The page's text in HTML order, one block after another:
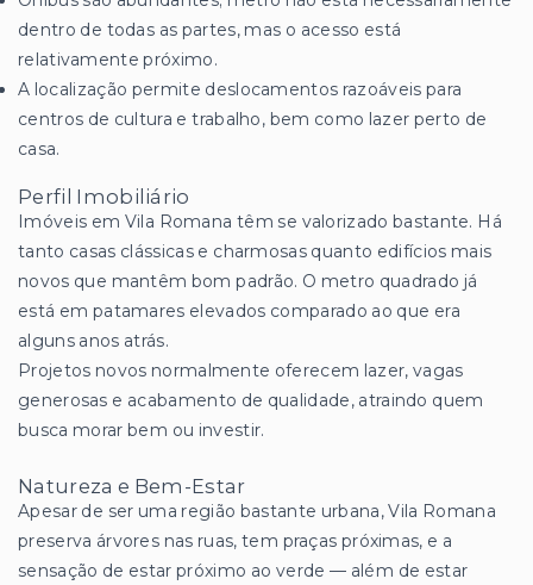
dentro de todas as partes, mas o acesso está
relativamente próximo.
A localização permite deslocamentos razoáveis para
centros de cultura e trabalho, bem como lazer perto de
casa.
Perfil Imobiliário
Imóveis em Vila Romana têm se valorizado bastante. Há
tanto casas clássicas e charmosas quanto edifícios mais
novos que mantêm bom padrão. O metro quadrado já
está em patamares elevados comparado ao que era
alguns anos atrás.
Projetos novos normalmente oferecem lazer, vagas
generosas e acabamento de qualidade, atraindo quem
busca morar bem ou investir.
Natureza e Bem-Estar
Apesar de ser uma região bastante urbana, Vila Romana
preserva árvores nas ruas, tem praças próximas, e a
sensação de estar próximo ao verde — além de estar